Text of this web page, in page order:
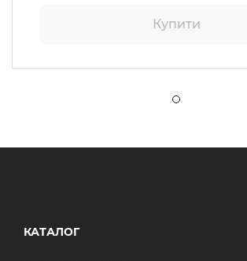
Купити
КАТАЛОГ